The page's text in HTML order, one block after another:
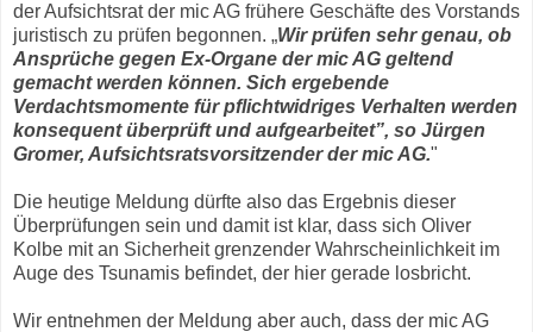
der Aufsichtsrat der mic AG frühere Geschäfte des Vorstands
juristisch zu prüfen begonnen. „Wir prüfen sehr genau, ob
Ansprüche gegen Ex-Organe der mic AG geltend
gemacht werden können. Sich ergebende
Verdachtsmomente für pflichtwidriges Verhalten werden
konsequent überprüft und aufgearbeitet”, so Jürgen
Gromer, Aufsichtsratsvorsitzender der mic AG."
Die heutige Meldung dürfte also das Ergebnis dieser
Überprüfungen sein und damit ist klar, dass sich Oliver
Kolbe mit an Sicherheit grenzender Wahrscheinlichkeit im
Auge des Tsunamis befindet, der hier gerade losbricht.
Wir entnehmen der Meldung aber auch, dass der mic AG